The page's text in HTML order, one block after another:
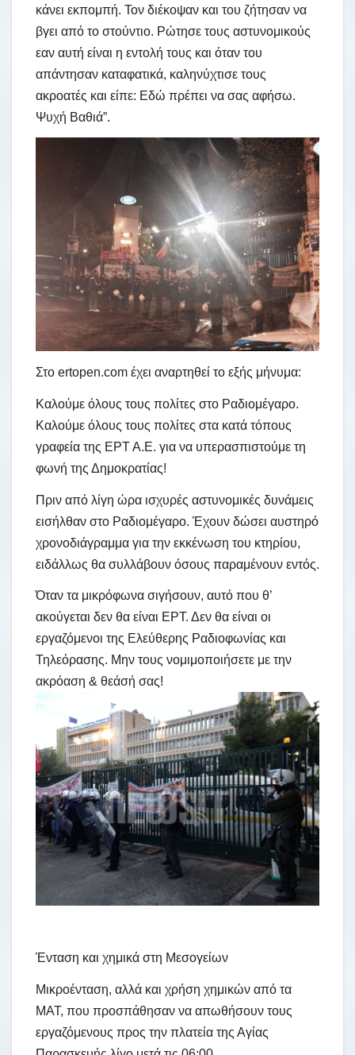
κάνει εκπομπή. Τον διέκοψαν και του ζήτησαν να
βγει από το στούντιο. Ρώτησε τους αστυνομικούς
εαν αυτή είναι η εντολή τους και όταν του
απάντησαν καταφατικά, καληνύχτισε τους
ακροατές και είπε: Εδώ πρέπει να σας αφήσω.
Ψυχή Βαθιά”.
Στο ertopen.com έχει αναρτηθεί το εξής μήνυμα:
Καλούμε όλους τους πολίτες στο Ραδιομέγαρο.
Καλούμε όλους τους πολίτες στα κατά τόπους
γραφεία της ΕΡΤ Α.Ε. για να υπερασπιστούμε τη
φωνή της Δημοκρατίας!
Πριν από λίγη ώρα ισχυρές αστυνομικές δυνάμεις
εισήλθαν στο Ραδιομέγαρο. Έχουν δώσει αυστηρό
χρονοδιάγραμμα για την εκκένωση του κτηρίου,
ειδάλλως θα συλλάβουν όσους παραμένουν εντός.
Όταν τα μικρόφωνα σιγήσουν, αυτό που θ’
ακούγεται δεν θα είναι ΕΡΤ. Δεν θα είναι οι
εργαζόμενοι της Ελεύθερης Ραδιοφωνίας και
Τηλεόρασης. Μην τους νομιμοποιήσετε με την
ακρόαση & θεάσή σας!
Ένταση και χημικά στη Μεσογείων
Μικροένταση, αλλά και χρήση χημικών από τα
ΜΑΤ, που προσπάθησαν να απωθήσουν τους
εργαζόμενους προς την πλατεία της Αγίας